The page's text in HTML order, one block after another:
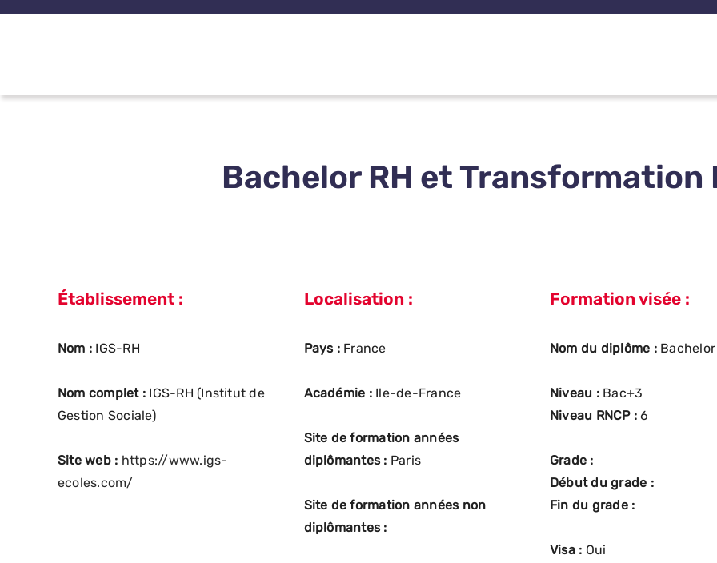
Passer
Bachelor RH et Transformation
Établissement :
Nom : IGS-RH
Nom complet : IGS-RH (Institut de
Gestion Sociale)
Site web : https://www.igs-
ecoles.com/
Localisation :
Pays : France
Académie : Ile-de-France
Site de formation années
diplômantes : Paris
Site de formation années non
diplômantes :
Formation visée :
Nom du diplôme :
Niveau : Bac+3
Niveau RNCP :6
Grade :
Début du grade :
Fin du grade :
Visa : Oui